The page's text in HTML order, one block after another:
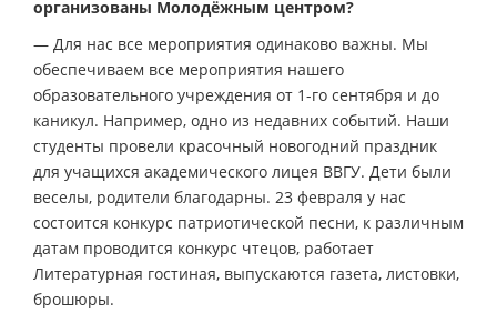
организованы Молодёжным центром?
— Для нас все мероприятия одинаково важны. Мы
обеспечиваем все мероприятия нашего
образовательного учреждения от 1-го сентября и до
каникул. Например, одно из недавних событий. Наши
студенты провели красочный новогодний праздник
для учащихся академического лицея ВВГУ. Дети были
веселы, родители благодарны. 23 февраля у нас
состоится конкурс патриотической песни, к различным
датам проводится конкурс чтецов, работает
Литературная гостиная, выпускаются газета, листовки,
брошюры.